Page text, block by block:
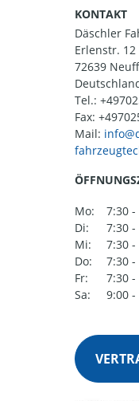
KONTAKT
Däschler
Erlenstr. 12
72639
Tel.:
Fax:
Mail:
Mo:
7:30
Di:
7:30
Mi:
7:30
Do:
7:30
Fr:
7:30
Sa:
9:00